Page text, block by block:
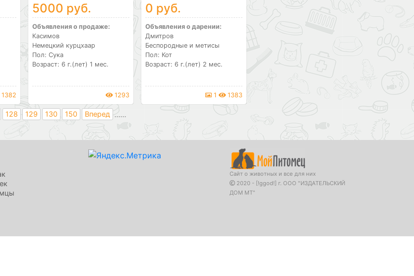
1382
5000 руб.
Объявления о продаже:
Касимов
Немецкий курцхаар
Пол: Сука
Возраст: 6 г.(лет) 1 мес.
1293
0 руб.
Объявления о дарении:
Дмитров
Беспородные и метисы
Пол: Кот
Возраст: 6 г.(лет) 2 мес.
1 1383
...
128 129 130 ...
150 Вперед
Сайт о животных и все для них
2020 - [!ggod!] г. ООО "ИЗДАТЕЛЬСКИЙ
ДОМ МТ"